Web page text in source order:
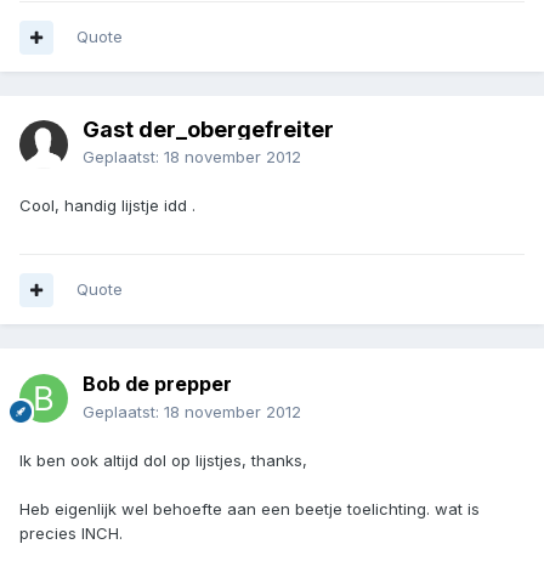
Quote
Gast der_obergefreiter
Geplaatst: 18 november 2012
Cool, handig lijstje idd .
Quote
Bob de prepper
Geplaatst: 18 november 2012
Ik ben ook altijd dol op lijstjes, thanks,
Heb eigenlijk wel behoefte aan een beetje toelichting. wat is
precies INCH.